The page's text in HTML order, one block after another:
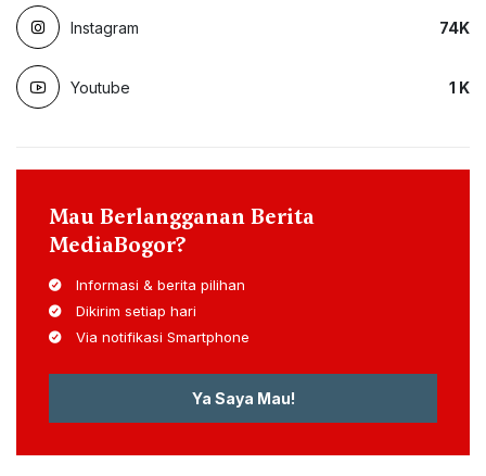
Instagram 74K
Youtube 1 K
Mau Berlangganan Berita
MediaBogor?
Informasi & berita pilihan
Dikirim setiap hari
Via notifikasi Smartphone
Ya Saya Mau!